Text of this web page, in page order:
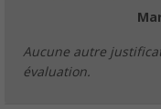
Aucune autre
évaluation.